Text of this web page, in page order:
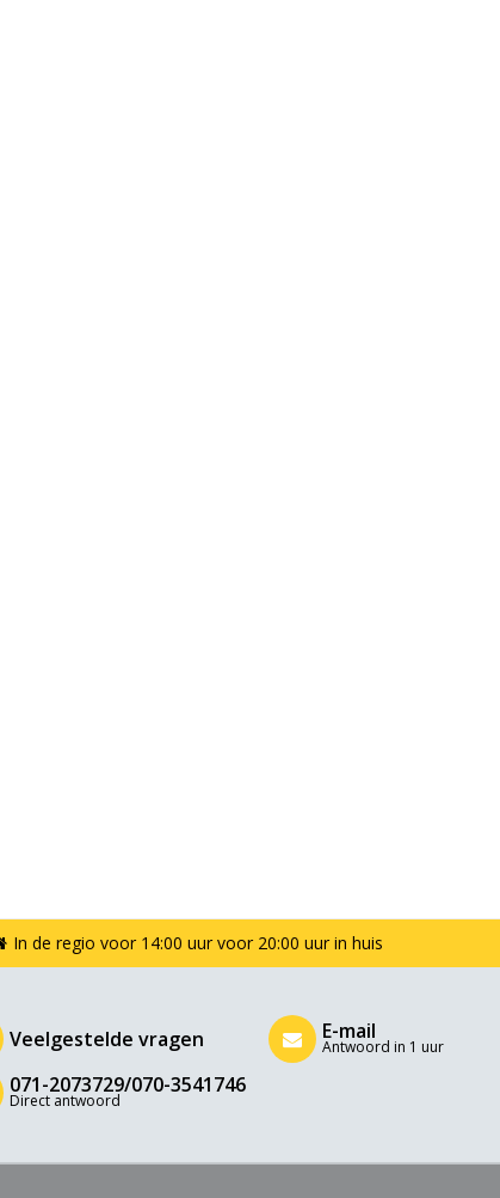
In de regio voor 14:00 uur voor 20:00 uur in huis
Veelgestelde vragen
071-2073729/070-3541746
Direct antwoord
E-mail
Antwoord in 1 uur